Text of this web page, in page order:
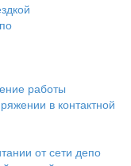
работы
в контактной
от сети депо